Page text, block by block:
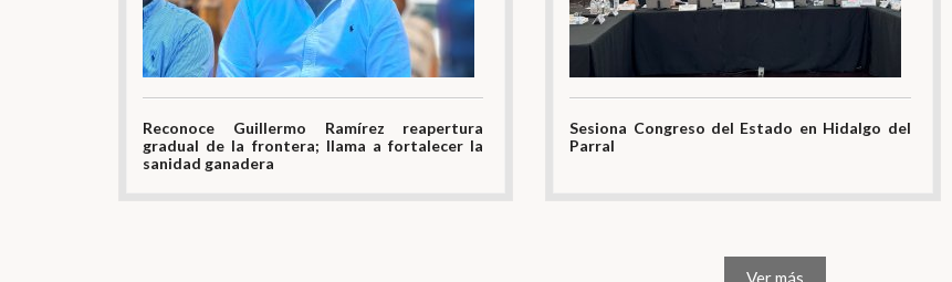
Reconoce Guillermo Ramírez reapertura
gradual de la frontera; llama a fortalecer la
sanidad ganadera
Sesiona Congreso del Estado en Hidalgo del
Parral
Ver más